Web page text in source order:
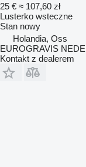
25 € ≈ 107,60 zł
Lusterko wsteczne
Stan nowy
Holandia, Oss
EUROGRAVIS
Kontakt z dealerem